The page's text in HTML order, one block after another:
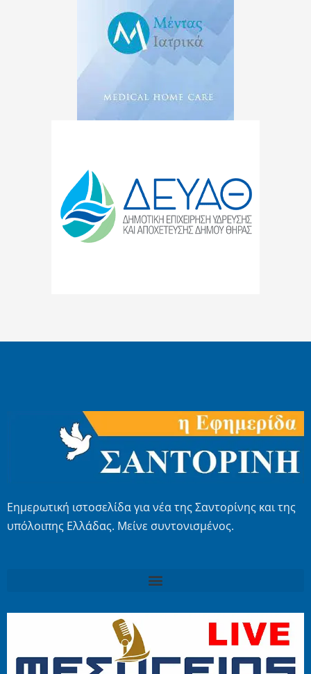
Εημερωτική ιστοσελίδα για νέα της Σαντορίνης και της
υπόλοιπης Ελλάδας. Μείνε συντονισμένος.